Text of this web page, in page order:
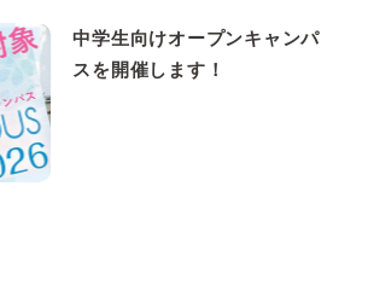
中学生向けオープンキャンパ
スを開催します！